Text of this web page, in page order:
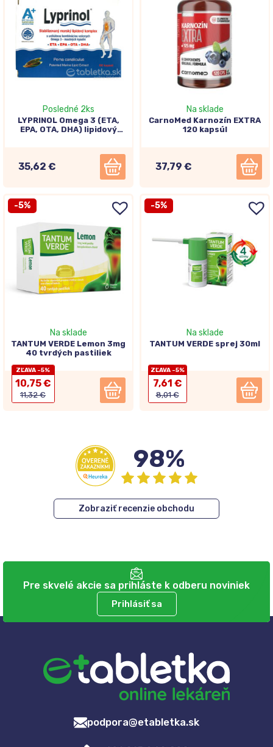
Posledné 2ks
LYPRINOL Omega 3 (ETA,
EPA, OTA, DHA) lipidový
35,62 €
Na sklade
CarnoMed Karnozín EXTRA
120 kapsúl
37,79 €
-5%
Na sklade
TANTUM VERDE Lemon 3mg
40 tvrdých pastiliek
ZĽAVA -5%
10,75 €
11,32 €
-5%
Na sklade
TANTUM VERDE sprej 30ml
ZĽAVA -5%
7,61 €
8,01 €
98%
Zobraziť recenzie obchodu
Pre skvelé akcie sa prihláste k odberu noviniek
Prihlásiť sa
podpora@etabletka.sk